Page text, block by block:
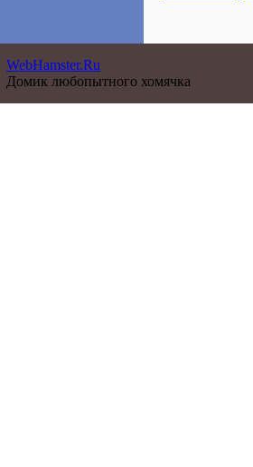
WebHamster.Ru
Домик любопытного хомячка